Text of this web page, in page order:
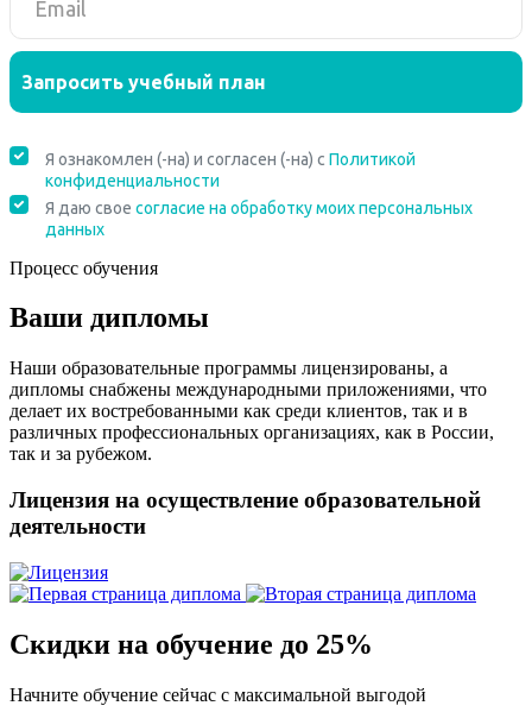
Процесс обучения
Ваши дипломы
Наши образовательные программы лицензированы, а
дипломы снабжены международными приложениями, что
делает их востребованными как среди клиентов, так и в
различных профессиональных организациях, как в России,
так и за рубежом.
Лицензия на осуществление образовательной
деятельности
Скидки на обучение до 25%
Начните обучение сейчас с максимальной выгодой